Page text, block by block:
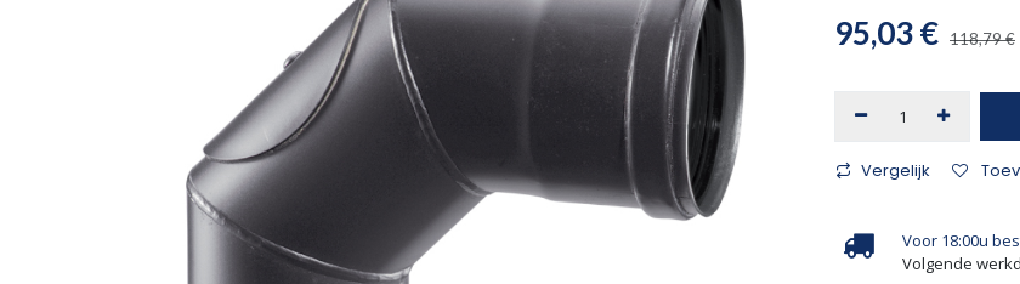
95,03€ 118,79€
Vergelijk
Voor 18:00u
Volgende